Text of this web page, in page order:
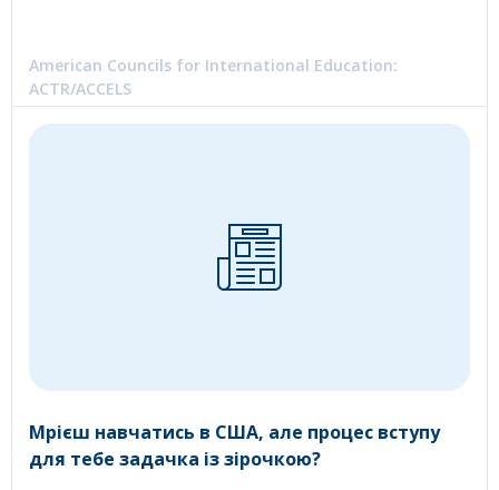
American Councils for International Education:
ACTR/ACCELS
Мрієш навчатись в США, але процес вступу
для тебе задачка із зірочкою?